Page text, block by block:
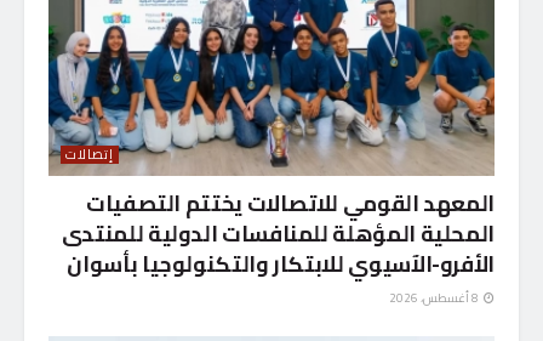
إتصالات
المعهد القومي للاتصالات يختتم التصفيات
المحلية المؤهلة للمنافسات الدولية للمنتدى
الأفرو-الآسيوي للابتكار والتكنولوجيا بأسوان